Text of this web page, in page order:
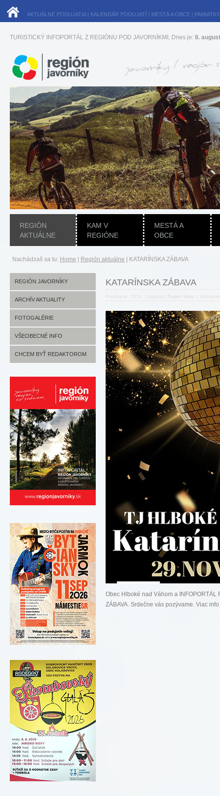
AKTUÁLNE PODUJATIA| KALENDÁR PODUJATÍ | MESTÁ A OBCE | PAMIATKY
TURISTICKÝ INFOPORTÁL Z REGIÓNU POD JAVORNÍKMI, Dnes je: 8.
REGIÓN
AKTUÁLNE
KAM V
REGIÓNE
MESTÁ A
OBCE
Nachádzaš sa tu: Home Región aktuálne KATARÍNSKA ZÁBAVA
REGIÓN JAVORNÍKY
ARCHÍV AKTUALITY
FOTOGALÉRIE
VŠEOBECNÉ INFO
CHCEM BYŤ REDAKTOROM
KATARÍNSKA ZÁBAVA
Prečítané: 522x Napísal: Super User
Obec Hlboké nad Váhom a INFOPORTÁL
ZÁBAVA. Srdečne vás pozývame. Viac